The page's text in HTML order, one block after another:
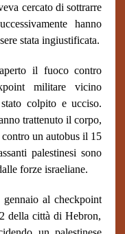
cercato di sottrarre
hanno
stata ingiustificata.
il fuoco contro
militare vicino
colpito e ucciso.
trattenuto il corpo,
contro un autobus il 15
palestinesi sono
forze israeliane.
gennaio alcheckpoint
della città di Hebron,